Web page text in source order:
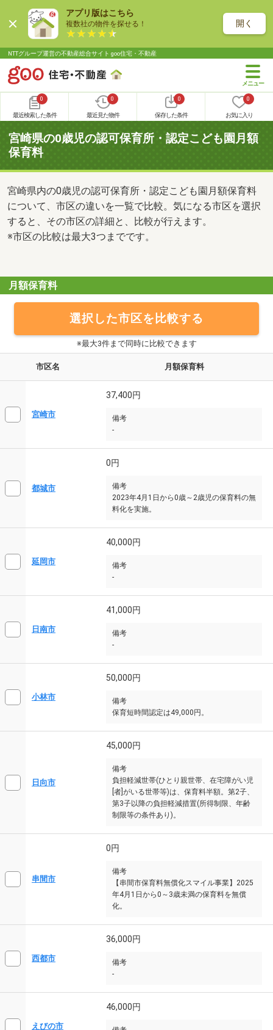
アプリ版はこちら
複数社の物件を探せる！ 開く
NTTグループ運営の不動産総合サイト goo住宅・不動産
0
最近検索した条件
0
最近見た物件
0
保存した条件
0
お気に入り
宮崎県の0歳児の認可保育所・認定こども園月額
保育料
宮崎県内の0歳児の認可保育所・認定こども園月額保育料
について、市区の違いを一覧で比較。気になる市区を選択
すると、その市区の詳細と、比較が行えます。
※市区の比較は最大3つまでです。
月額保育料
選択した市区を比較する
※最大3件まで同時に比較できます
市区名 月額保育料
宮崎市
37,400円
備考
-
都城市
0円
備考
2023年4月1日から0歳～2歳児の保育料の無
料化を実施。
延岡市
40,000円
備考
-
日南市
41,000円
備考
-
小林市
50,000円
備考
保育短時間認定は49,000円。
日向市
45,000円
備考
負担軽減世帯(ひとり親世帯、在宅障がい児
[者]がいる世帯等)は、保育料半額。第2子、
第3子以降の負担軽減措置(所得制限、年齢
制限等の条件あり)。
串間市
0円
備考
【串間市保育料無償化スマイル事業】2025
年4月1日から0～3歳未満の保育料を無償
化。
西都市
36,000円
備考
-
えびの市
46,000円